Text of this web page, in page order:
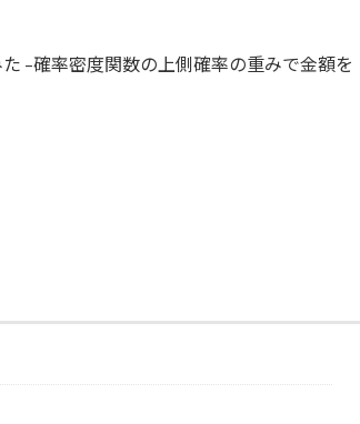
–確率密度関数の上側確率の重みで金額を